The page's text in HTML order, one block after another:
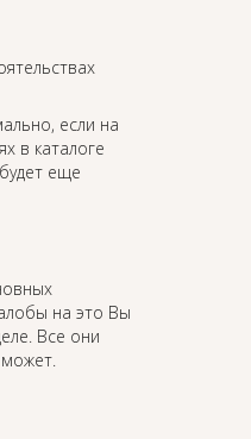
если на
в каталоге
еще
на это Вы
Все они